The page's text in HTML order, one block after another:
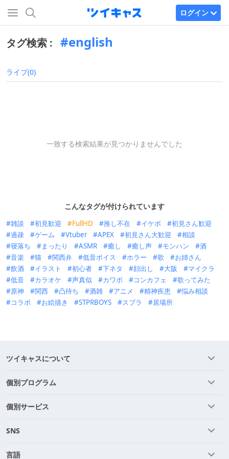
ログイン
タグ検索 : english
ライブ(0)
一致する検索結果が見つかりませんでした
こんなタグが付けられています
雑談 初見歓迎 FullHD 推し不在 イケボ
初見さん歓迎
過疎
ゲーム Vtuber APEX 初見さん大歓迎
相談
寝落ち
まったり ASMR 癒し 癒し声 モンハン
酒
音楽
猫 関西弁 低音ボイス ホラー 歌
お姉さん
飲酒
イラスト 初心者 下ネタ 顔出し 大阪
マイクラ
低音
カラオケ 声真似 カワボ コンカフェ
歌ってみた
原神
関西 凸待ち 酒雑 アニメ 精神疾患
悩み相談
コラボ
お絵描き STPRBOYS スプラ 居場所
ツイキャスについて
個別プログラム
個別サービス
SNS
言語